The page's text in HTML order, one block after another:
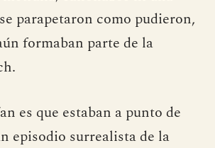
parapetaron como pudieron,
formaban parte de la
es que estaban a punto de
episodio surrealista de la